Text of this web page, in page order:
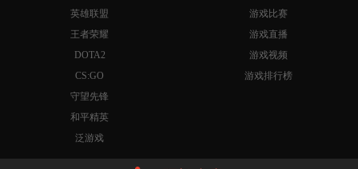
英雄联盟
王者荣耀
DOTA2
CS:GO
守望先锋
和平精英
泛游戏
游戏比赛
游戏直播
游戏视频
游戏排行榜